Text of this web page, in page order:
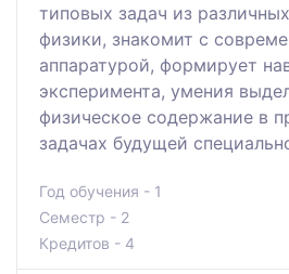
типовых задач из
физики, знакомит с
аппаратурой, формирует
эксперимента, умения
физическое содержание в
задачах будущей
Год обучения - 1
Семестр - 2
Кредитов - 4